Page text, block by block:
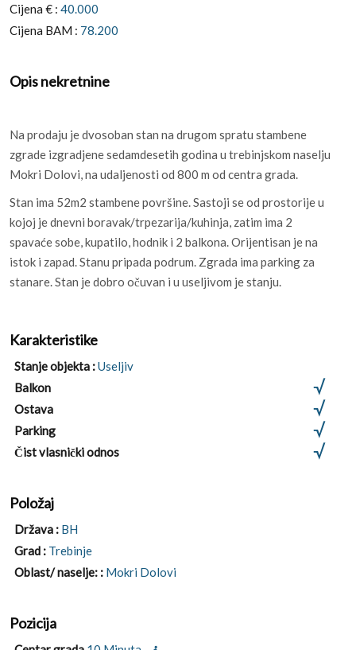
Cijena € : 40.000
Cijena BAM : 78.200
Opis nekretnine
Na prodaju je dvosoban stan na drugom spratu stambene
zgrade izgradjene sedamdesetih godina u trebinjskom naselju
Mokri Dolovi, na udaljenosti od 800 m od centra grada.
Stan ima 52m2 stambene površine. Sastoji se od prostorije u
kojoj je dnevni boravak/trpezarija/kuhinja, zatim ima 2
spavaće sobe, kupatilo, hodnik i 2 balkona. Orijentisan je na
istok i zapad. Stanu pripada podrum. Zgrada ima parking za
stanare. Stan je dobro očuvan i u useljivom je stanju.
Karakteristike
Stanje objekta :Useljiv
Balkon
Ostava
Parking
Čist vlasnički odnos
Položaj
Država : BH
Grad : Trebinje
Oblast/ naselje: : Mokri Dolovi
Pozicija